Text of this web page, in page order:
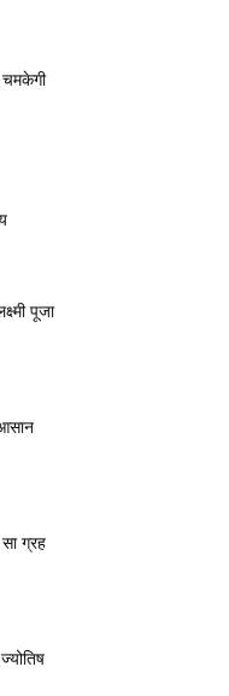
पूजा
ग्रह